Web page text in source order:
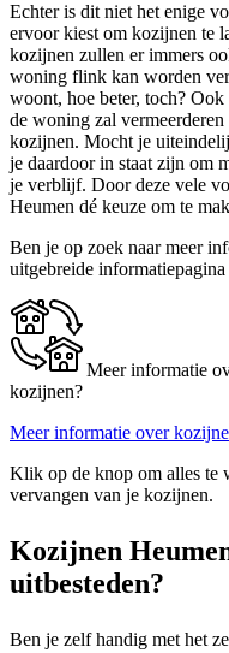
Echter is dit niet het enige
ervoor kiest om kozijnen te
kozijnen zullen er immers
woning flink kan worden
woont, hoe beter, toch?
de woning zal
kozijnen. Mocht je
je daardoor in staat zijn om
je verblijf. Door deze vele
Heumen dé keuze om te
Ben je op zoek naar meer
uitgebreide
Meer informatie
kozijnen?
Meer informatie over
Klik op de knop om alles te
vervangen van je kozijnen.
Kozijnen
uitbesteden?
Ben je zelf handig met het